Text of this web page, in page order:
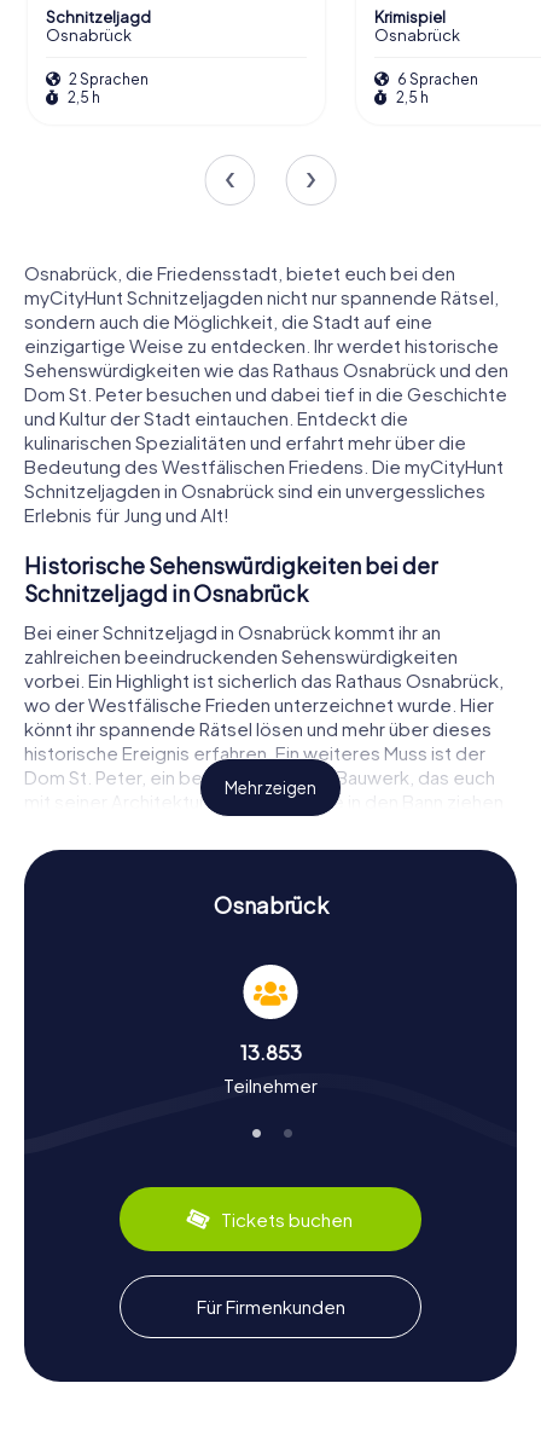
Schnitzeljagd
Osnabrück
2 Sprachen
2,5 h
Krimispiel
Osnabrück
6 Sprachen
2,5 h
Osnabrück, die Friedensstadt, bietet euch bei den
myCityHunt Schnitzeljagden nicht nur spannende Rätsel,
sondern auch die Möglichkeit, die Stadt auf eine
einzigartige Weise zu entdecken. Ihr werdet historische
Sehenswürdigkeiten wie das Rathaus Osnabrück und den
Dom St. Peter besuchen und dabei tief in die Geschichte
und Kultur der Stadt eintauchen. Entdeckt die
kulinarischen Spezialitäten und erfahrt mehr über die
Bedeutung des Westfälischen Friedens. Die myCityHunt
Schnitzeljagden in Osnabrück sind ein unvergessliches
Erlebnis für Jung und Alt!
Historische Sehenswürdigkeiten bei der
Schnitzeljagd in Osnabrück
Bei einer Schnitzeljagd in Osnabrück kommt ihr an
zahlreichen beeindruckenden Sehenswürdigkeiten
vorbei. Ein Highlight ist sicherlich das Rathaus Osnabrück,
wo der Westfälische Frieden unterzeichnet wurde. Hier
könnt ihr spannende Rätsel lösen und mehr über dieses
historische Ereignis erfahren. Ein weiteres Muss ist der
Dom St. Peter, ein beeindruckendes Bauwerk, das euch
mit seiner Architektur und Geschichte in den Bann ziehen
dem berühmten Maler gewidmet ist, gehört zu den
Stationen der Schnitzeljagd in Osnabrück. Jede dieser
Sehenswürdigkeiten bietet euch die Möglichkeit, Rätsel
zu lösen und dabei mehr über die Stadt zu erfahren.
Geschichte und Kultur bei der Schnitzeljagd in
Osnabrück entdecken
Frühmittelalter zurückreicht. Bei unseren Schnitzeljagden
erfahrt ihr mehr über die Gründung des Bistums
Hansestadt. Wusstet ihr, dass Osnabrück gemeinsam mit
Friedens von 1648 bekannt ist? Diese und viele weitere
interessante Fakten über die Geschichte und Kultur der
Stadt werden euch auf der Schnitzeljagd in Osnabrück
nähergebracht. Zudem könnt ihr kulinarische Spezialitäten
wie das Osnabrücker Pumpernickel probieren, ein dunkles
Roggenvollkornbrot, das in der Region sehr beliebt ist.
Nach der Schnitzeljagd in Osnabrück die
Umgebung erkunden
Mehr zeigen
Osnabrück
13.853
Teilnehmer
Tickets buchen
Für Firmenkunden